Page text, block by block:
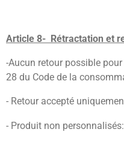
Article 8- Rétractation et
-Aucun retour possible
28 du Code de la
- Retour accepté
- Produit non